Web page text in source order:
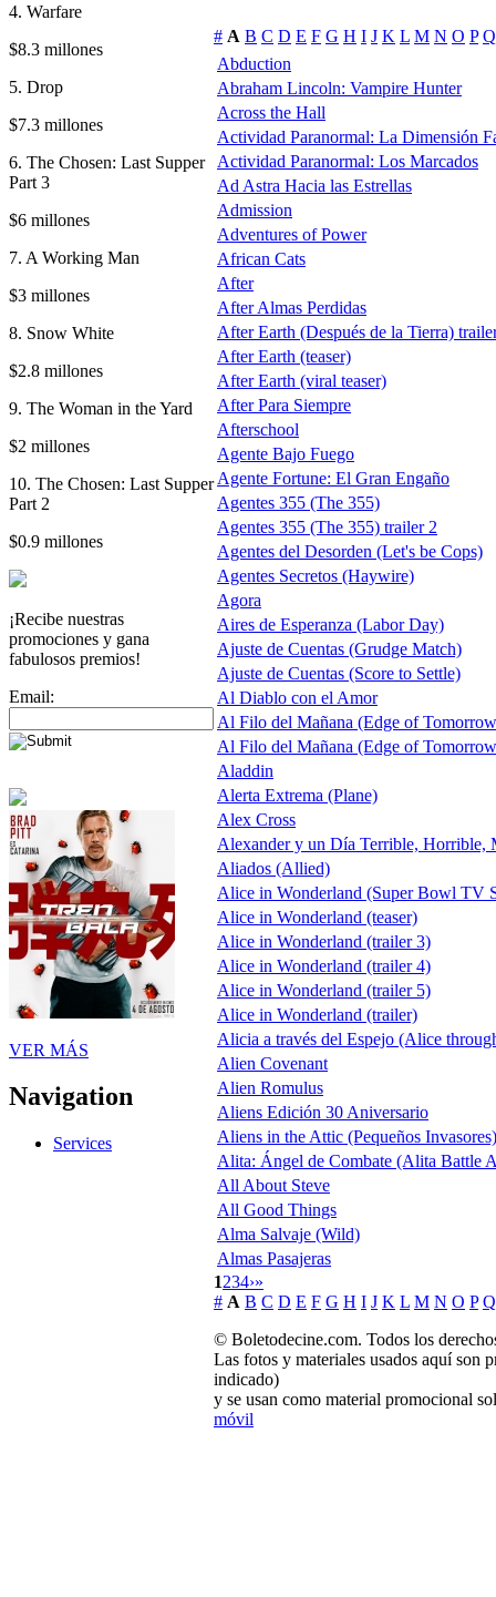
4. Warfare
$8.3 millones
5. Drop
$7.3 millones
6. The Chosen: Last Supper
Part 3
$6 millones
7. A Working Man
$3 millones
8. Snow White
$2.8 millones
9. The Woman in the Yard
$2 millones
10. The Chosen: Last Supper
Part 2
$0.9 millones
¡Recibe nuestras
promociones y gana
fabulosos premios!
Email:
VER MÁS
Navigation
Services
# A B C D E F G H I J K L M N O P Q
Abduction
Abraham Lincoln: Vampire Hunter
Across the Hall
Actividad Paranormal: La Dimensión
Actividad Paranormal: Los Marcados
Ad Astra Hacia las Estrellas
Admission
Adventures of Power
African Cats
After
After Almas Perdidas
After Earth (Después de la Tierra)
After Earth (teaser)
After Earth (viral teaser)
After Para Siempre
Afterschool
Agente Bajo Fuego
Agente Fortune: El Gran Engaño
Agentes 355 (The 355)
Agentes 355 (The 355) trailer 2
Agentes del Desorden (Let's be Cops)
Agentes Secretos (Haywire)
Agora
Aires de Esperanza (Labor Day)
Ajuste de Cuentas (Grudge Match)
Ajuste de Cuentas (Score to Settle)
Al Diablo con el Amor
Al Filo del Mañana (Edge of
Al Filo del Mañana (Edge of
Aladdin
Alerta Extrema (Plane)
Alex Cross
Alexander y un Día Terrible, Horrible,
Aliados (Allied)
Alice in Wonderland (Super Bowl TV
Alice in Wonderland (teaser)
Alice in Wonderland (trailer 3)
Alice in Wonderland (trailer 4)
Alice in Wonderland (trailer 5)
Alice in Wonderland (trailer)
Alicia a través del Espejo (Alice
Alien Covenant
Alien Romulus
Aliens Edición 30 Aniversario
Aliens in the Attic (Pequeños Invasores)
Alita: Ángel de Combate (Alita Battle
All About Steve
All Good Things
Alma Salvaje (Wild)
Almas Pasajeras
1234›»
# A B C D E F G H I J K L M N O P Q
© Boletodecine.com. Todos los
Las fotos y materiales usados aquí son
indicado)
y se usan como material promocional
móvil